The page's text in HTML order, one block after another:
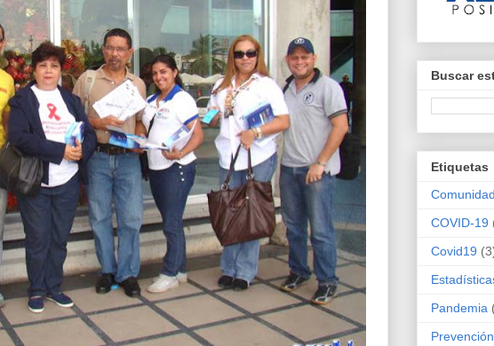
Buscar
Etiquetas
COVID-19
Covid19
Pandemia
Prevención